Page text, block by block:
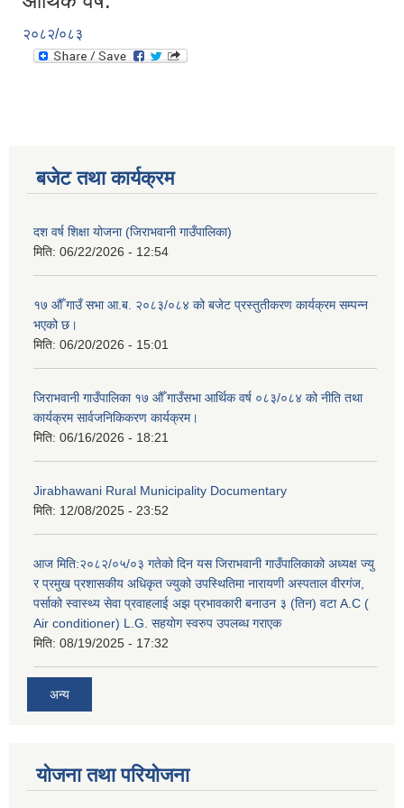
२०८२/०८३
बजेट तथा कार्यक्रम
दश वर्ष शिक्षा योजना (जिराभवानी गाउँपालिका)
मिति: 06/22/2026 - 12:54
१७ औँ गाउँ सभा आ.ब. २०८३/०८४ को बजेट प्रस्तुतीकरण कार्यक्रम सम्पन्न
भएको छ।
मिति: 06/20/2026 - 15:01
जिराभवानी गाउँपालिका १७ औँ गाउँसभा आर्थिक वर्ष ०८३/०८४ को नीति तथा
कार्यक्रम सार्वजनिकिकरण कार्यक्रम।
मिति: 06/16/2026 - 18:21
Jirabhawani Rural Municipality Documentary
मिति: 12/08/2025 - 23:52
आज मिति:२०८२/०५/०३ गतेको दिन यस जिराभवानी गाउँपालिकाको अध्यक्ष ज्यु
र प्रमुख प्रशासकीय अधिकृत ज्युको उपस्थितिमा नारायणी अस्पताल वीरगंज,
पर्साको स्वास्थ्य सेवा प्रवाहलाई अझ प्रभावकारी बनाउन ३ (तिन) वटा A.C (
Air conditioner) L.G. सहयाेग स्वरुप उपलब्ध गराएक
मिति: 08/19/2025 - 17:32
अन्य
योजना तथा परियोजना